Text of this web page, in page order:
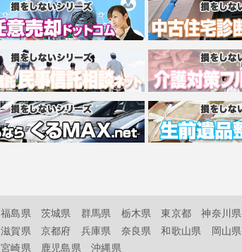
福島県 茨城県 群馬県 栃木県 東京都 神奈川県
滋賀県 京都府 兵庫県 奈良県 和歌山県 岡山県
宮崎県 鹿児島県 沖縄県